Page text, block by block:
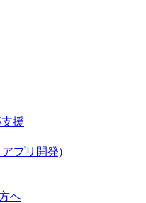
援
プリ開発)
へ